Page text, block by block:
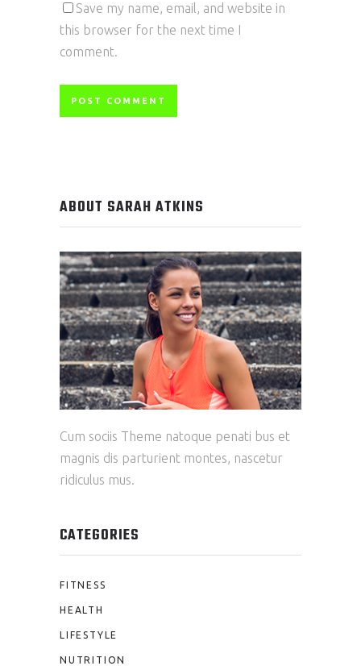
Save my name, email, and website in
this browser for the next time I
comment.
ABOUT SARAH ATKINS
Cum sociis Theme natoque penati bus et
magnis dis parturient montes, nascetur
ridiculus mus.
CATEGORIES
FITNESS
HEALTH
LIFESTYLE
NUTRITION